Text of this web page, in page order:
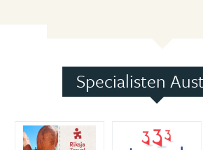
Specialisten